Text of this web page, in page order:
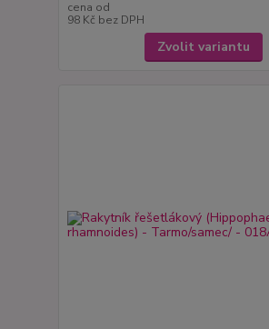
cena od
98 Kč bez DPH
Zvolit variantu